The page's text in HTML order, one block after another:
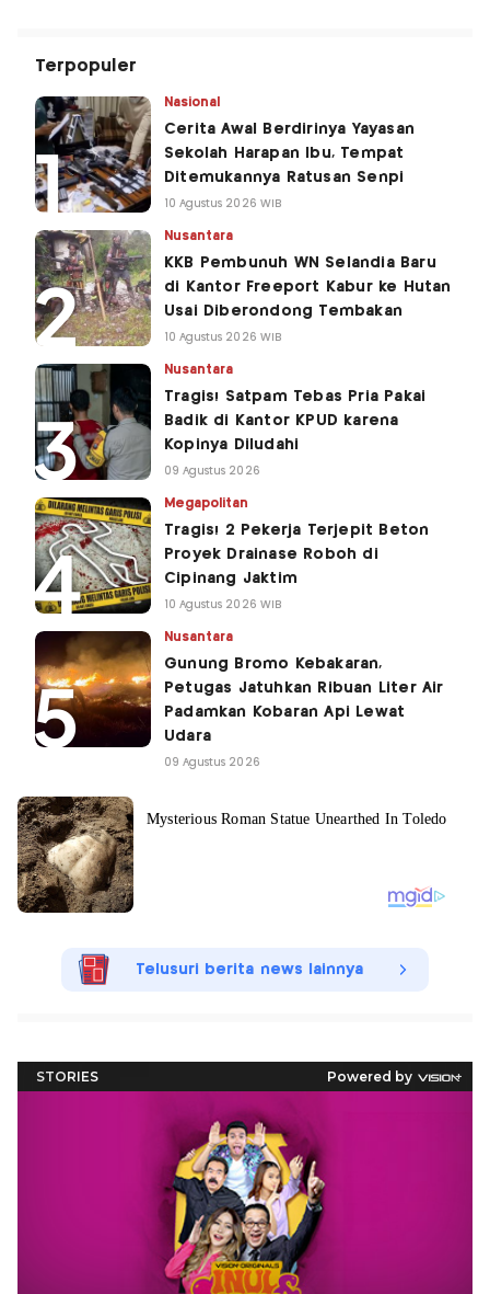
Terpopuler
Nasional
Cerita Awal Berdirinya Yayasan
Sekolah Harapan Ibu, Tempat
Ditemukannya Ratusan Senpi
10 Agustus 2026 WIB
Nusantara
KKB Pembunuh WN Selandia Baru
di Kantor Freeport Kabur ke Hutan
Usai Diberondong Tembakan
10 Agustus 2026 WIB
Nusantara
Tragis! Satpam Tebas Pria Pakai
Badik di Kantor KPUD karena
Kopinya Diludahi
09 Agustus 2026
Megapolitan
Tragis! 2 Pekerja Terjepit Beton
Proyek Drainase Roboh di
Cipinang Jaktim
10 Agustus 2026 WIB
Nusantara
Gunung Bromo Kebakaran,
Petugas Jatuhkan Ribuan Liter Air
Padamkan Kobaran Api Lewat
Udara
09 Agustus 2026
Telusuri berita news lainnya